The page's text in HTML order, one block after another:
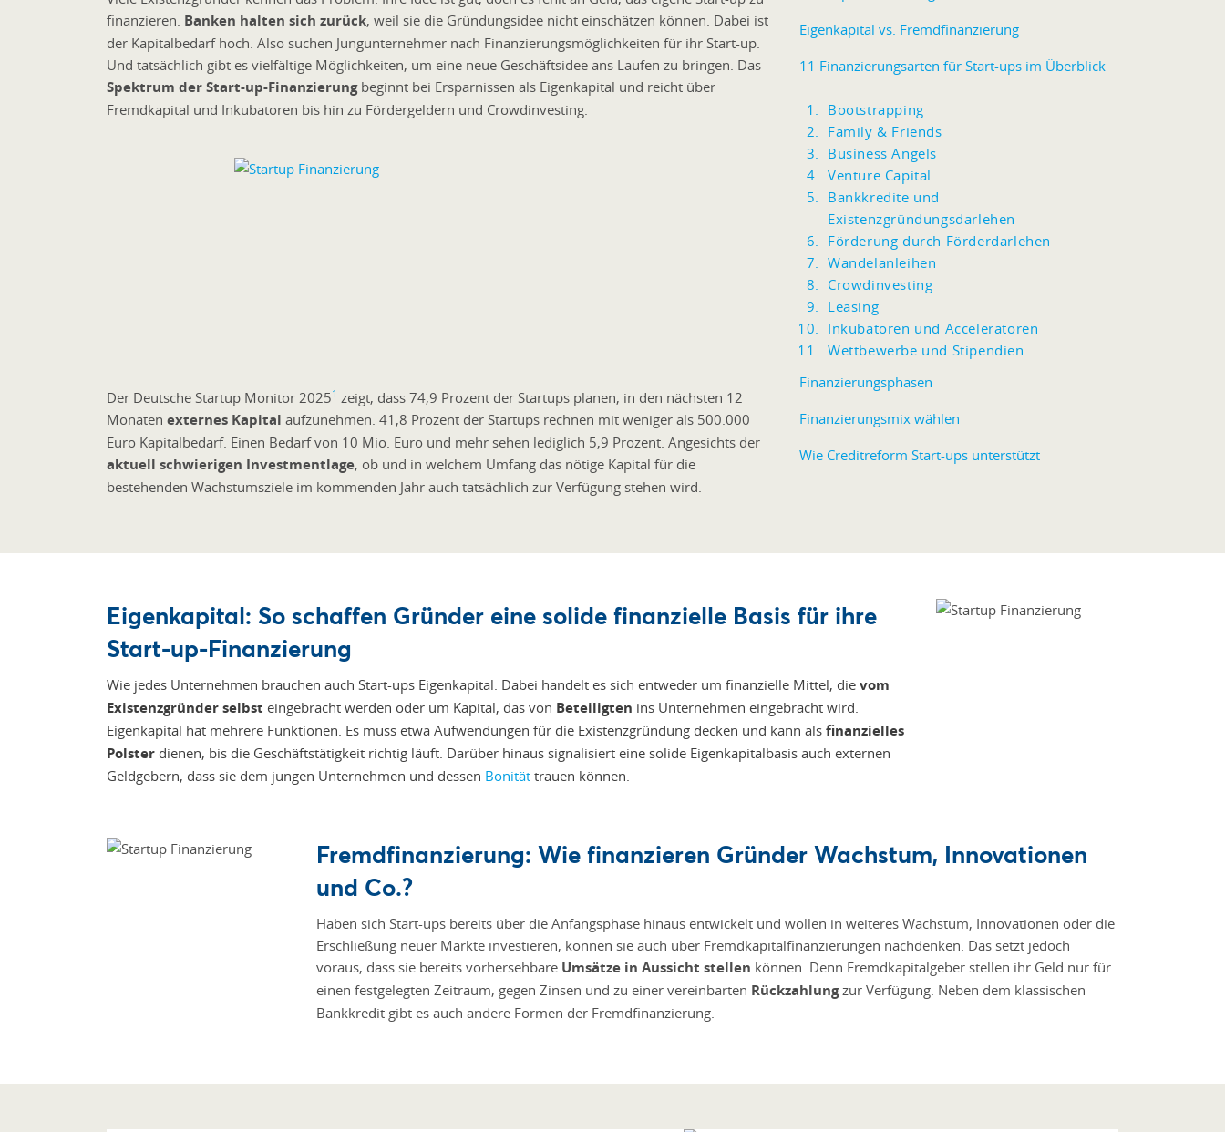
finanzieren. Banken halten sich zurück, weil sie die Gründungsidee nicht einschätzen können. Dabei ist
der Kapitalbedarf hoch. Also suchen Jungunternehmer nach Finanzierungsmöglichkeiten für ihr Start-up.
Und tatsächlich gibt es vielfältige Möglichkeiten, um eine neue Geschäftsidee ans Laufen zu bringen. Das
Spektrum der Start-up-Finanzierungbeginnt bei Ersparnissen als Eigenkapital und reicht über
Fremdkapital und Inkubatoren bis hin zu Fördergeldern und Crowdinvesting.
Der Deutsche Startup Monitor 20251 zeigt, dass 74,9 Prozent der Startups planen, in den nächsten 12
Monaten externes Kapital aufzunehmen. 41,8 Prozent der Startups rechnen mit weniger als 500.000
Euro Kapitalbedarf. Einen Bedarf von 10 Mio. Euro und mehr sehen lediglich 5,9 Prozent. Angesichts der
aktuell schwierigen Investmentlage, ob und in welchem Umfang das nötige Kapital für die
bestehenden Wachstumsziele im kommenden Jahr auch tatsächlich zur Verfügung stehen wird.
Eigenkapital vs. Fremdfinanzierung
11 Finanzierungsarten für Start-ups im Überblick
Bootstrapping
Family & Friends
Business Angels
Venture Capital
Bankkredite und
Existenzgründungsdarlehen
Förderung durch Förderdarlehen
Wandelanleihen
Crowdinvesting
Leasing
Inkubatoren und Acceleratoren
Wettbewerbe und Stipendien
Finanzierungsphasen
Finanzierungsmix wählen
Wie Creditreform Start-ups unterstützt
Eigenkapital: So schaffen Gründer eine solide finanzielle Basis für ihre
Start-up-Finanzierung
Wie jedes Unternehmen brauchen auch Start-ups Eigenkapital. Dabei handelt es sich entweder um finanzielle Mittel, die vom
Existenzgründer selbst eingebracht werden oder um Kapital, das von Beteiligten ins Unternehmen eingebracht wird.
Eigenkapital hat mehrere Funktionen. Es muss etwa Aufwendungen für die Existenzgründung decken und kann als finanzielles
Polster dienen, bis die Geschäftstätigkeit richtig läuft. Darüber hinaus signalisiert eine solide Eigenkapitalbasis auch externen
Geldgebern, dass sie dem jungen Unternehmen und dessen Bonität trauen können.
Fremdfinanzierung: Wie finanzieren Gründer Wachstum, Innovationen
und Co.?
Haben sich Start-ups bereits über die Anfangsphase hinaus entwickelt und wollen in weiteres Wachstum, Innovationen oder die
Erschließung neuer Märkte investieren, können sie auch über Fremdkapitalfinanzierungen nachdenken. Das setzt jedoch
voraus, dass sie bereits vorhersehbare Umsätze in Aussicht stellen können. Denn Fremdkapitalgeber stellen ihr Geld nur für
einen festgelegten Zeitraum, gegen Zinsen und zu einer vereinbarten Rückzahlungzur Verfügung. Neben dem klassischen
Bankkredit gibt es auch andere Formen der Fremdfinanzierung.